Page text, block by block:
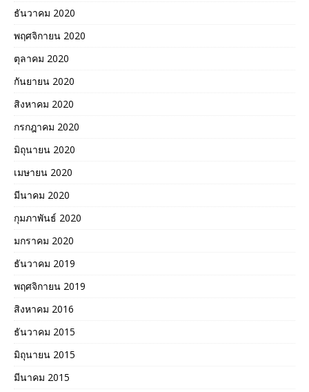
ธันวาคม 2020
พฤศจิกายน 2020
ตุลาคม 2020
กันยายน 2020
สิงหาคม 2020
กรกฎาคม 2020
มิถุนายน 2020
เมษายน 2020
มีนาคม 2020
กุมภาพันธ์ 2020
มกราคม 2020
ธันวาคม 2019
พฤศจิกายน 2019
สิงหาคม 2016
ธันวาคม 2015
มิถุนายน 2015
มีนาคม 2015